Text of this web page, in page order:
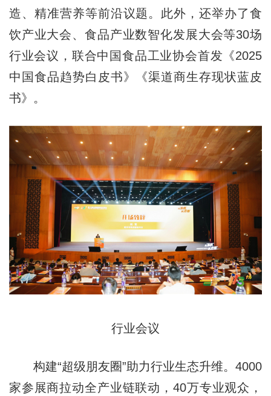
造、精准营养等前沿议题。此外，还举办了食
饮产业大会、食品产业数智化发展大会等30场
行业会议，联合中国食品工业协会首发《2025
中国食品趋势白皮书》《渠道商生存现状蓝皮
书》。
行业会议
构建“超级朋友圈”助力行业生态升维。4000
家参展商拉动全产业链联动，40万专业观众，